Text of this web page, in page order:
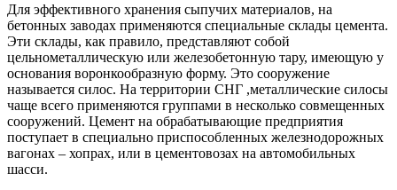
Для эффективного хранения сыпучих материалов, на
бетонных заводах применяются специальные склады цемента.
Эти склады, как правило, представляют собой
цельнометаллическую или железобетонную тару, имеющую у
основания воронкообразную форму. Это сооружение
называется силос. На территории СНГ ,металлические силосы
чаще всего применяются группами в несколько совмещенных
сооружений. Цемент на обрабатывающие предприятия
поступает в специально приспособленных железнодорожных
вагонах – хопрах, или в цементовозах на автомобильных
шасси.